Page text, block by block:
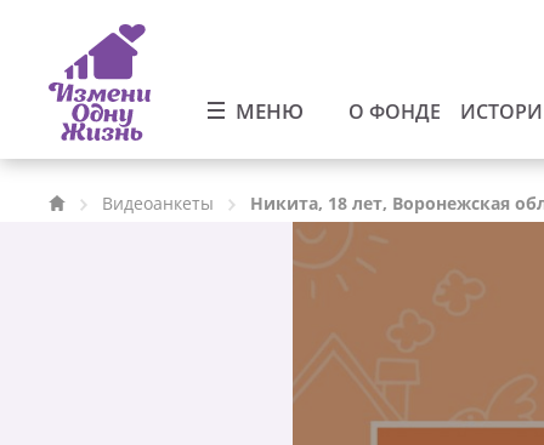
МЕНЮ О ФОНДЕ
Видеоанкеты Никита, 18 лет, Воронежская